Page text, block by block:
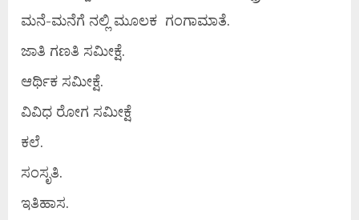
ಮನೆ-ಮನೆಗೆ ನಲ್ಲಿ ಮೂಲಕ ಗಂಗಾಮಾತೆ.
ಜಾತಿ ಗಣತಿ ಸಮೀಕ್ಷೆ.
ಆರ್ಥಿಕ ಸಮೀಕ್ಷೆ.
ವಿವಿಧ ರೋಗ ಸಮೀಕ್ಷೆ
ಕಲೆ.
ಸಂಸೃತಿ.
ಇತಿಹಾಸ.